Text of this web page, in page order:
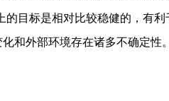
的目标是相对比较稳健的，有
和外部环境存在诸多不确定